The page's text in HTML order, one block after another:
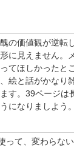
の価値観が逆転
に見えません。
てほしかったと
絵と話がかなり
す。39ページは
になりましよう。
って、変わらな